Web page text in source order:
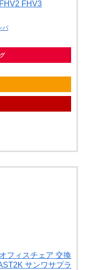
FHV3
バ
フィスチェア 交換
サンワサプラ